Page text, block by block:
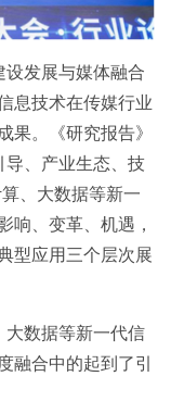
设发展与媒体融合
息技术在传媒行业
果。《研究报告》
导、产业生态、技
、大数据等新一
响、变革、机遇，
型应用三个层次展
大数据等新一代信
融合中的起到了引